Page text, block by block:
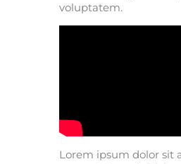
voluptatem.
Lorem ipsum dolor sit